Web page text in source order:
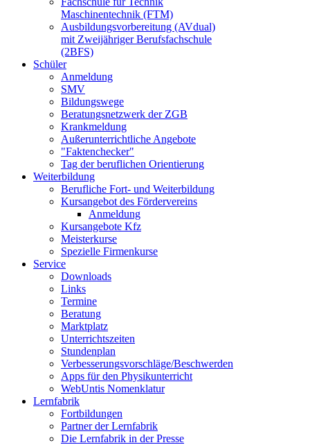
Maschinentechnik (FTM)
Ausbildungsvorbereitung (AVdual)
mit Zweijähriger Berufsfachschule
(2BFS)
Schüler
Anmeldung
SMV
Bildungswege
Beratungsnetzwerk der ZGB
Krankmeldung
Außerunterrichtliche Angebote
"Faktenchecker"
Tag der beruflichen Orientierung
Weiterbildung
Berufliche Fort- und Weiterbildung
Kursangebot des Fördervereins
Anmeldung
Kursangebote Kfz
Meisterkurse
Spezielle Firmenkurse
Service
Downloads
Links
Termine
Beratung
Marktplatz
Unterrichtszeiten
Stundenplan
Verbesserungsvorschläge/Beschwerden
Apps für den Physikunterricht
WebUntis Nomenklatur
Lernfabrik
Fortbildungen
Partner der Lernfabrik
Die Lernfabrik in der Presse